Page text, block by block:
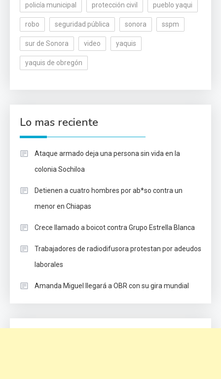
policía municipal protección civil pueblo yaqui
robo seguridad pública sonora sspm
sur de Sonora video yaquis
yaquis de obregón
Lo mas reciente
Ataque armado deja una persona sin vida en la
colonia Sochiloa
Detienen a cuatro hombres por ab*so contra un
menor en Chiapas
Crece llamado a boicot contra Grupo Estrella Blanca
Trabajadores de radiodifusora protestan por adeudos
laborales
Amanda Miguel llegará a OBR con su gira mundial